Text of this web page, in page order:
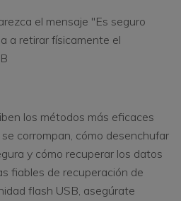
el mensaje "Es seguro
a retirar físicamente el
los métodos más eficaces
corrompan, cómo desenchufar
y cómo recuperar los datos
fiables de recuperación de
flash USB, asegúrate